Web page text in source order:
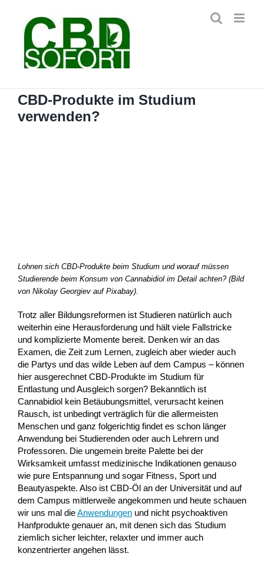
springen
CBD-Produkte im Studium
verwenden?
Lohnen sich CBD-Produkte beim Studium und worauf müssen
Studierende beim Konsum von Cannabidiol im Detail achten? (Bild
von Nikolay Georgiev auf Pixabay).
Trotz aller Bildungsreformen ist Studieren natürlich auch
weiterhin eine Herausforderung und hält viele Fallstricke
und komplizierte Momente bereit. Denken wir an das
Examen, die Zeit zum Lernen, zugleich aber wieder auch
die Partys und das wilde Leben auf dem Campus – können
hier ausgerechnet CBD-Produkte im Studium für
Entlastung und Ausgleich sorgen? Bekanntlich ist
Cannabidiol kein Betäubungsmittel, verursacht keinen
Rausch, ist unbedingt verträglich für die allermeisten
Menschen und ganz folgerichtig findet es schon länger
Anwendung bei Studierenden oder auch Lehrern und
Professoren. Die ungemein breite Palette bei der
Wirksamkeit umfasst medizinische Indikationen genauso
wie pure Entspannung und sogar Fitness, Sport und
Beautyaspekte. Also ist CBD-Öl an der Universität und auf
dem Campus mittlerweile angekommen und heute schauen
wir uns mal dieAnwendungen und nicht psychoaktiven
Hanfprodukte genauer an, mit denen sich das Studium
ziemlich sicher leichter, relaxter und immer auch
konzentrierter angehen lässt.